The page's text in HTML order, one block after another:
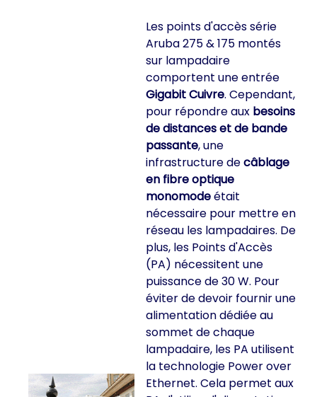
Les points d'accès série
Aruba 275 & 175 montés
sur lampadaire
comportent une entrée
Gigabit Cuivre. Cependant,
pour répondre aux besoins
de distances et de bande
passante, une
infrastructure decâblage
en fibre optique
monomodeétait
nécessaire pour mettre en
réseau les lampadaires. De
plus, les Points d'Accès
(PA) nécessitent une
puissance de 30 W. Pour
éviter de devoir fournir une
alimentation dédiée au
sommet de chaque
lampadaire, les PA utilisent
la technologie Power over
Ethernet. Cela permet aux